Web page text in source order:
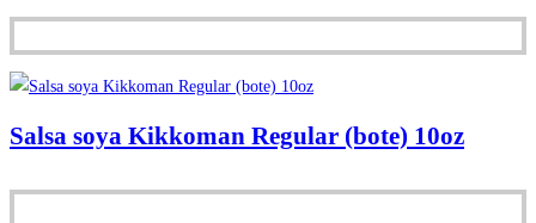
Salsa soya Kikkoman Regular (bote) 10oz